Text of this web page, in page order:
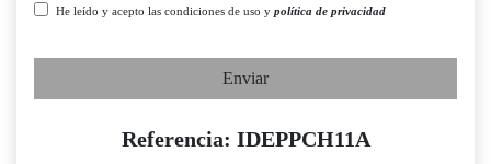
He leído y acepto las condiciones de uso y política de privacidad
Enviar
Referencia: IDEPPCH11A